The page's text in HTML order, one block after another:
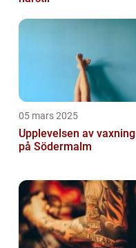
05 mars 2025
Upplevelsen av vaxning
på Södermalm